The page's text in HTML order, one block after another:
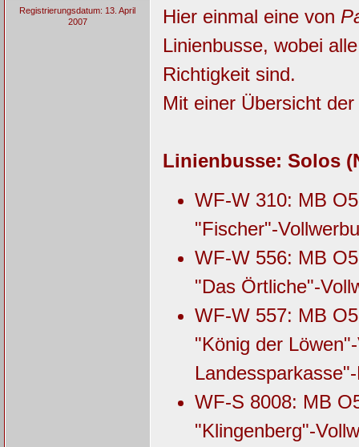
Registrierungsdatum: 13. April
2007
Hier einmal eine von
Linienbusse, wobei
Richtigkeit sind.
Mit einer Übersicht
Linienbusse: Solos
WF-W 310: MB
"Fischer"-
WF-W 556: MB
"Das Örtliche"-
WF-W 557: MB
"König der
WF-S 8008: MB
"Klingenberg"-